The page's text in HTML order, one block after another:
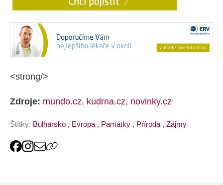
<strong/>
Zdroje: mundo.cz, kudrna.cz, novinky.cz
Štítky: Bulharsko , Evropa , Památky , Příroda , Zájmy